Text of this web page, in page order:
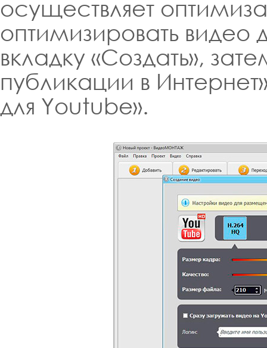
осуществляет
оптимизировать видео
вкладку «Создать»,
публикации в
для Youtube».